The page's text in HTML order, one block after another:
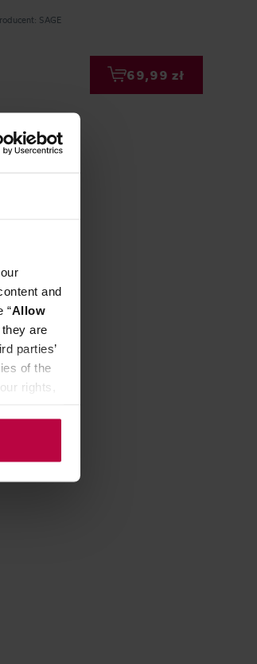
and
“Allow
are
parties’
of the
rights,
SAGE
69,99 zł